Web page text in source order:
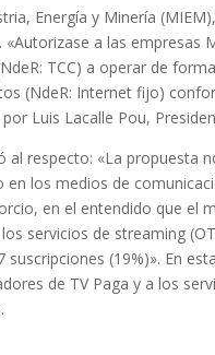
Energía y Minería
a las empresas
TCC) a operar de
(NdeR: Internet fijo)
Luis Lacalle Pou,
al respecto: «La propuesta
los medios de
en el entendido que el
servicios de streaming
(19%)». En
de TV Paga y a los